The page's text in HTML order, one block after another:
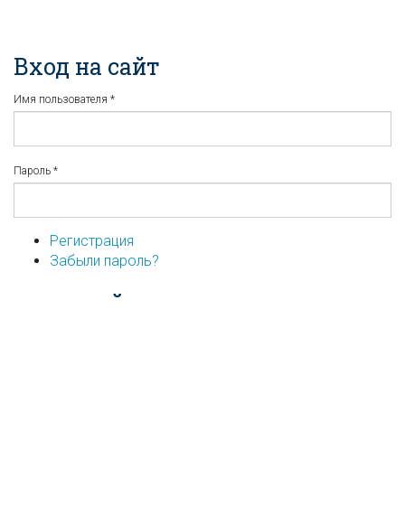
Вход на сайт
Имя пользователя *
Пароль *
Регистрация
Забыли пароль?
...или войдите используя